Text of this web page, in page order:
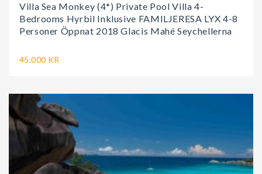
Villa Sea Monkey (4*) Private Pool Villa 4-
Bedrooms Hyrbil Inklusive FAMILJERESA LYX 4-8
Personer Öppnat 2018 Glacis Mahé Seychellerna
45.000 KR